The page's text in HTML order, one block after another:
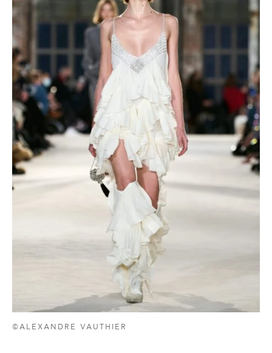
©ALEXANDRE VAUTHIER